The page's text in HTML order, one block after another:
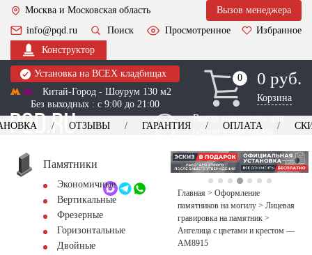
Москва и Московская область
Вызов менеджера
info@pqd.ru
Поиск Просмотренное
Избранное
Конструктор
Установка на ВСЕХ кладбищах
Китай-Город - Шоурум 130 м2
Без выходных : с 9:00 до 21:00
0
0 0 руб.
Корзина
Выезд менеджера для
оформления заказа
+7 (495) 518-44-23
Обратный звонок
ОТЗЫВЫ ГАРАНТИЯ ОПЛАТА
Памятники
Экономичные
Вертикальные
Фрезерные
Горизонтальные
Двойные
Главная > Оформление
памятников на могилу > Лицевая
гравировка на памятник >
Ангелица с цветами и крестом —
AM8915